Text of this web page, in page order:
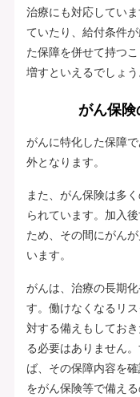
治療にも対応してい
ていたり、給付条件
た保障を併せて持つ
増すといえるでしょう
がん保
がんに特化した保障
外となります。
また、がん保険は多
られています。加入
ため、その間にがん
います。
がんは、治療の長期
す。働けなくなるリ
対する備えもしてお
る必要はありません
ば、その保障内容を
をがん保険等で備える